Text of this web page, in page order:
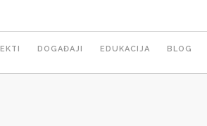
DOGAĐAJI EDUKACIJA BLOG